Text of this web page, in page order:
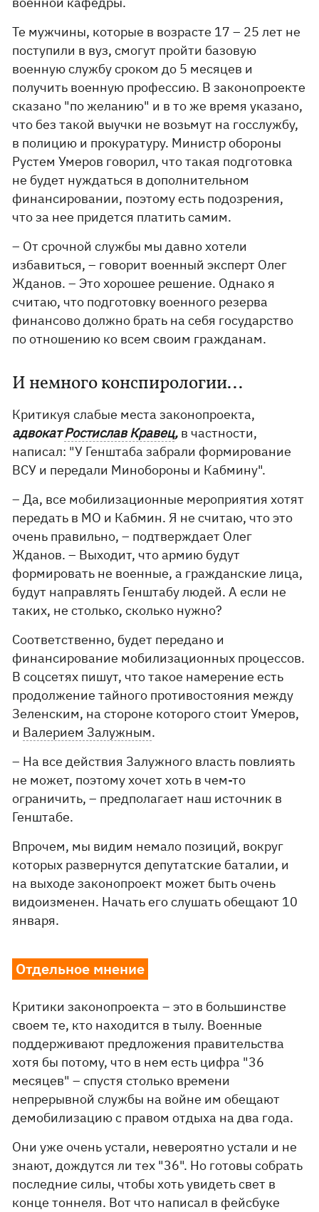
Те мужчины, которые в возрасте 17 – 25 лет не
поступили в вуз, смогут пройти базовую
военную службу сроком до 5 месяцев и
получить военную профессию. В законопроекте
сказано "по желанию" и в то же время указано,
что без такой выучки не возьмут на госслужбу,
в полицию и прокуратуру. Министр обороны
Рустем Умеров говорил, что такая подготовка
не будет нуждаться в дополнительном
финансировании, поэтому есть подозрения,
что за нее придется платить самим.
– От срочной службы мы давно хотели
избавиться, – говорит военный эксперт Олег
Жданов. – Это хорошее решение. Однако я
считаю, что подготовку военного резерва
финансово должно брать на себя государство
по отношению ко всем своим гражданам.
И немного конспирологии...
Критикуя слабые места законопроекта,
адвокатРостислав Кравец, в частности,
написал: "У Генштаба забрали формирование
ВСУ и передали Минобороны и Кабмину".
– Да, все мобилизационные мероприятия хотят
передать в МО и Кабмин. Я не считаю, что это
очень правильно, – подтверждает Олег
Жданов. – Выходит, что армию будут
формировать не военные, а гражданские лица,
будут направлять Генштабу людей. А если не
таких, не столько, сколько нужно?
Соответственно, будет передано и
финансирование мобилизационных процессов.
В соцсетях пишут, что такое намерение есть
продолжение тайного противостояния между
Зеленским, на стороне которого стоит Умеров,
и Валерием Залужным.
– На все действия Залужного власть повлиять
не может, поэтому хочет хоть в чем-то
ограничить, – предполагает наш источник в
Генштабе.
Впрочем, мы видим немало позиций, вокруг
которых развернутся депутатские баталии, и
на выходе законопроект может быть очень
видоизменен. Начать его слушать обещают 10
января.
Отдельное мнение
Критики законопроекта – это в большинстве
своем те, кто находится в тылу. Военные
поддерживают предложения правительства
хотя бы потому, что в нем есть цифра "36
месяцев" – спустя столько времени
непрерывной службы на войне им обещают
демобилизацию с правом отдыха на два года.
Они уже очень устали, невероятно устали и не
знают, дождутся ли тех "36". Но готовы собрать
последние силы, чтобы хоть увидеть свет в
конце тоннеля. Вот что написал в фейсбуке